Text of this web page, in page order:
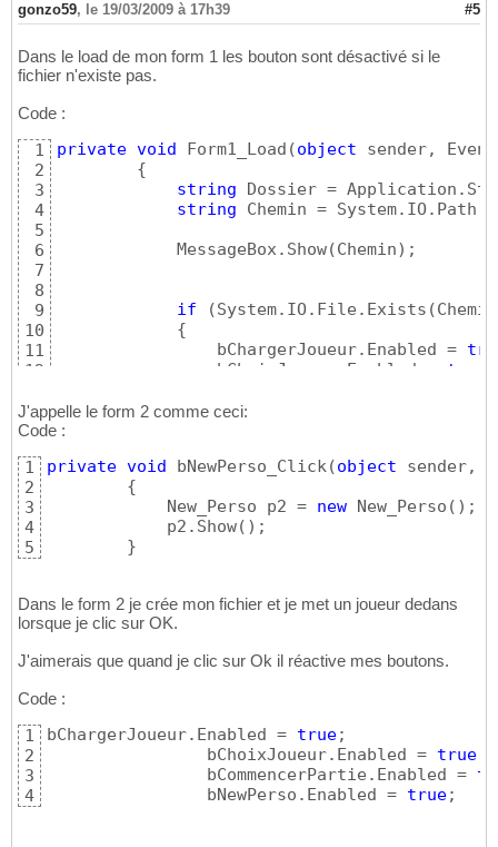
gonzo59, le 19/03/2009 à 17h39 #5
Dans le load de mon form 1 les bouton sont désactivé si le
fichier n'existe pas.
Code :
1
2
3
4
5
6
7
8
9
10
11
12
14
15
17
18
19
20
21
24
private void Form1_Load (object sender,
{
string Dossier =
string Chemin =
            MessageBox.Show
(Chemin) ;
if (System.IO.File.Exists (Chemin
{
                bChargerJoueur.Enabled =
                bChoixJoueur.Enabled =
true
                bNewPerso.Enabled =
{
                bChargerJoueur.Enabled=
                bChoixJoueur.Enabled =
false
                bCommencerPartie.Enabled =
                bNewPerso.Enabled =
}
J'appelle le form 2 comme ceci:
Code :
1
2
3
4
5
private void bNewPerso_Click(object sender,
{
            New_Perso p2 =
new New_Perso ( ) ;
            p2.Show
( ) ;
}
Dans le form 2 je crée mon fichier et je met un joueur dedans
lorsque je clic sur OK.
J'aimerais que quand je clic sur Ok il réactive mes boutons.
Code :
1
2
3
4
bChargerJoueur.Enabled = true;
                bChoixJoueur.Enabled =
true
                bCommencerPartie.Enabled =
                bNewPerso.Enabled =
true;